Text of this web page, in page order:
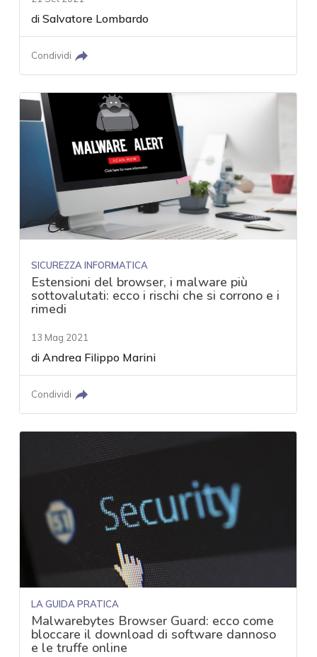
diSalvatore Lombardo
Condividi
SICUREZZA INFORMATICA
Estensioni del browser, i malware più
sottovalutati: ecco i rischi che si corrono e i
rimedi
13 Mag 2021
diAndrea Filippo Marini
Condividi
LA GUIDA PRATICA
Malwarebytes Browser Guard: ecco come
bloccare il download di software dannoso
e le truffe online